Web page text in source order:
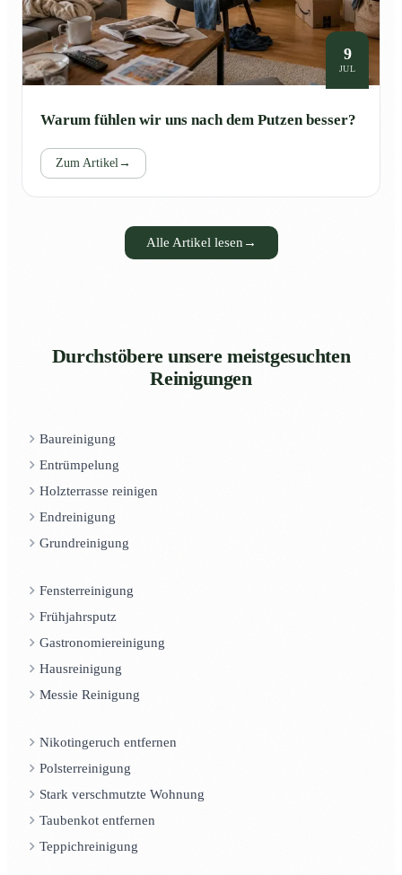
9
JUL
Warum fühlen wir uns nach dem Putzen besser?
Zum Artikel →
Alle Artikel lesen →
Durchstöbere unsere meistgesuchten
Reinigungen
Baureinigung
Entrümpelung
Holzterrasse reinigen
Endreinigung
Grundreinigung
Fensterreinigung
Frühjahrsputz
Gastronomiereinigung
Hausreinigung
Messie Reinigung
Nikotingeruch entfernen
Polsterreinigung
Stark verschmutzte Wohnung
Taubenkot entfernen
Teppichreinigung